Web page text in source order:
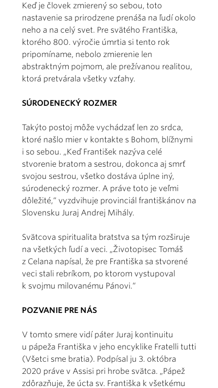
Keď je človek zmierený so sebou, toto
nastavenie sa prirodzene prenáša na ľudí okolo
neho a na celý svet. Pre svätého Františka,
ktorého 800. výročie úmrtia si tento rok
pripomíname, nebolo zmierenie len
abstraktným pojmom, ale prežívanou realitou,
ktorá pretvárala všetky vzťahy.
SÚRODENECKÝ ROZMER
Takýto postoj môže vychádzať len zo srdca,
ktoré našlo mier v kontakte s Bohom, blížnymi
i so sebou. „Keď František nazýva celé
stvorenie bratom a sestrou, dokonca aj smrť
svojou sestrou, všetko dostáva úplne iný,
súrodenecký rozmer. A práve toto je veľmi
dôležité,“ vyzdvihuje provinciál františkánov na
Slovensku Juraj Andrej Mihály.
Svätcova spiritualita bratstva sa tým rozširuje
na všetkých ľudí a veci. „Životopisec Tomáš
z Celana napísal, že pre Františka sa stvorené
veci stali rebríkom, po ktorom vystupoval
k svojmu milovanému Pánovi.“
POZVANIE PRE NÁS
V tomto smere vidí páter Juraj kontinuitu
u pápeža Františka v jeho encyklike Fratelli tutti
(Všetci sme bratia). Podpísal ju 3. októbra
2020 práve v Assisi pri hrobe svätca. „Pápež
zdôrazňuje, že úcta sv. Františka k všetkému